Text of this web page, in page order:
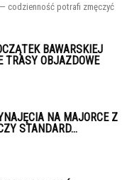
codzienność potrafi zmęczyć
BAWARSKIEJ
TRASY OBJAZDOWE
NA MAJORCE Z
STANDARD...